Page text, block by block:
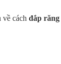
về cách đắp răng